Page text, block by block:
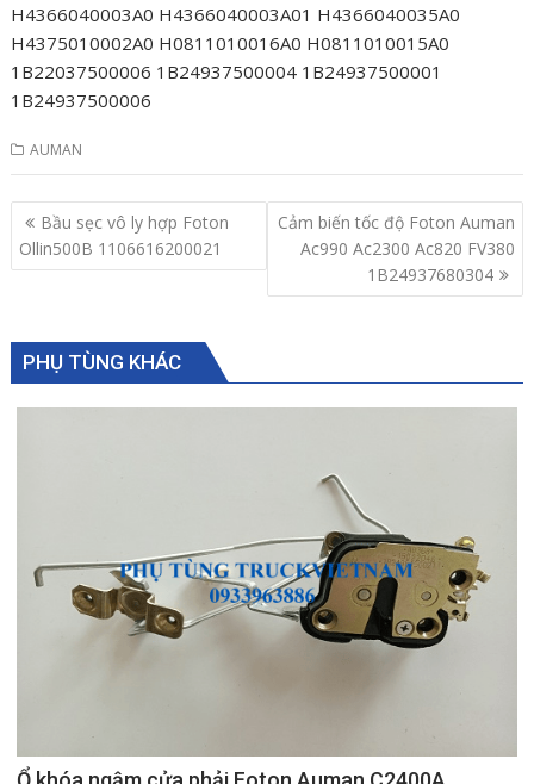
H4366040003A0 H4366040003A01 H4366040035A0
H4375010002A0 H0811010016A0 H0811010015A0
1B22037500006 1B24937500004 1B24937500001
1B24937500006
AUMAN
Post
navigation
Bầu sẹc vô ly hợp Foton
Ollin500B 1106616200021
Cảm biến tốc độ Foton Auman
Ac990 Ac2300 Ac820 FV380
1B24937680304
PHỤ TÙNG KHÁC